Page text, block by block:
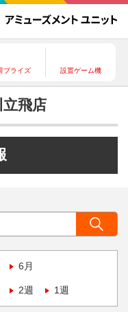
プライズ 設置ゲーム機
飛店
6月
2週 1週